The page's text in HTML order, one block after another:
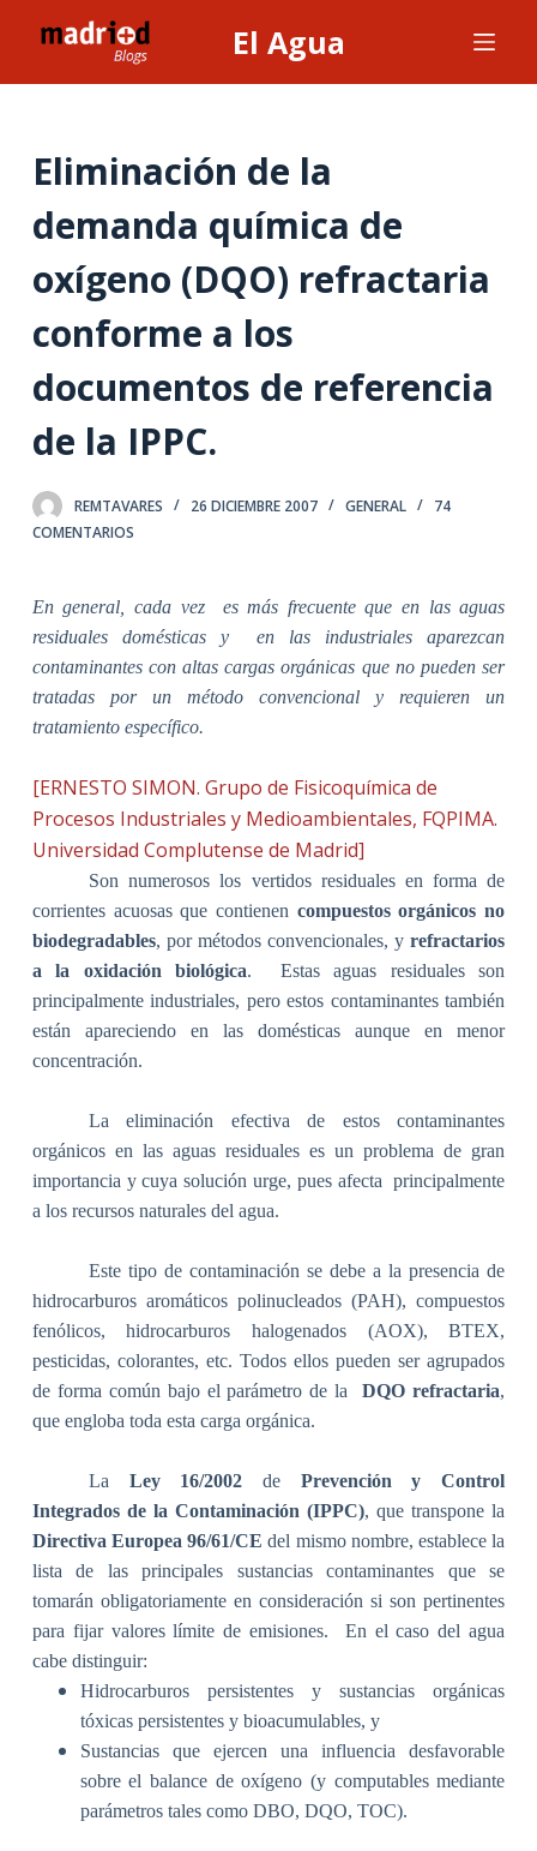
l
n
e
n
d
o
El Agua
Eliminación de la
demanda química de
oxígeno (DQO) refractaria
conforme a los
documentos de referencia
de la IPPC.
REMTAVARES 26 DICIEMBRE 2007 GENERAL
74
COMENTARIOS
En general, cada vez
es más frecuente que en las aguas
residuales domésticas y
en las industriales aparezcan
contaminantes con altas cargas orgánicas que no pueden ser
tratadas por un método convencional y requieren un
tratamiento específico.
[ERNESTO SIMON. Grupo de Fisicoquímica de
Procesos Industriales y Medioambientales, FQPIMA.
Universidad Complutense de Madrid]
Son numerosos los vertidos residuales en forma de
corrientes acuosas que contienen compuestos orgánicos no
biodegradables, por métodos convencionales, yrefractarios
a la oxidación biológica.
Estas aguas residuales son
principalmente industriales, pero estos contaminantes también
están apareciendo en las domésticas aunque en menor
concentración.
La eliminación efectiva de estos contaminantes
orgánicos en las aguas residuales es un problema de gran
importancia y cuya solución urge, pues afecta principalmente
a los recursos naturales del agua.
Este tipo de contaminación se debe a la presencia de
hidrocarburos aromáticos polinucleados (PAH), compuestos
fenólicos, hidrocarburos halogenados (AOX), BTEX,
pesticidas, colorantes, etc. Todos ellos pueden ser agrupados
de forma común bajo el parámetro de la
DQO refractaria,
que engloba toda esta carga orgánica.
La Ley 16/2002 de Prevención y Control
Integrados de la Contaminación (IPPC), que transpone la
Directiva Europea 96/61/CEdel mismo nombre, establece la
lista de las principales sustancias contaminantes que se
tomarán obligatoriamente en consideración si son pertinentes
para fijar valores límite de emisiones.
En el caso delagua
cabe distinguir:
Hidrocarburos persistentes y sustancias orgánicas
tóxicas persistentes y bioacumulables, y
Sustancias que ejercen una influencia desfavorable
sobre el balance de oxígeno (y computables mediante
parámetros tales como DBO, DQO, TOC).